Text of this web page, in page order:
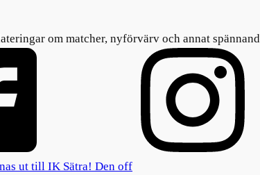
om matcher, nyförvärv och annat
ut till IK Sätra! Den off